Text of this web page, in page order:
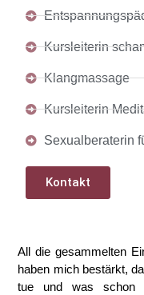
Kursleiterin
Klangmassage
Kursleiterin
Sexualberaterin
Kontakt
All die gesammelten
haben mich bestärkt,
tue und was schon